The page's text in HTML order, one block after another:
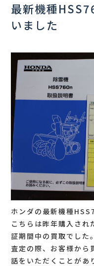
最新機種
いました
ホンダの最新機種
こちらは昨年購入され
証期間中の買取でした。
査定の際、お客様から
話をいただくことがあ